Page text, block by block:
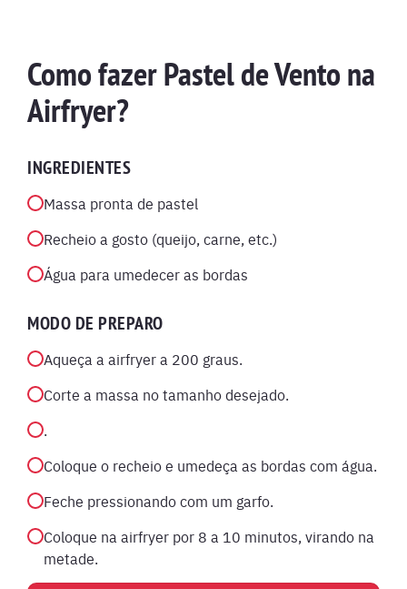
Como fazer Pastel de Vento na
Airfryer?
INGREDIENTES
Massa pronta de pastel
Recheio a gosto (queijo, carne, etc.)
Água para umedecer as bordas
MODO DE PREPARO
Aqueça a airfryer a 200 graus.
Corte a massa no tamanho desejado.
.
Coloque o recheio e umedeça as bordas com água.
Feche pressionando com um garfo.
Coloque na airfryer por 8 a 10 minutos, virando na
metade.